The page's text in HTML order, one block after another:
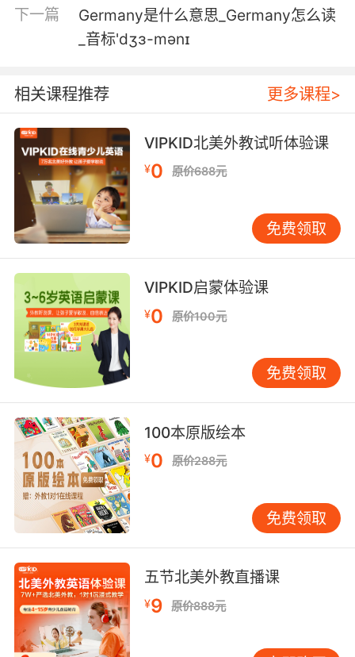
GE makhetas na prascuto.
[咒语] [咒语] [咒语]
下一篇
Germany是什么意思_Germany怎么读
_音标'dʒɜ-mənɪ
相关课程推荐 更多课程>
VIPKID北美外教试听体验课
¥0 原价688元
免费领取
VIPKID启蒙体验课
¥0 原价100元
免费领取
100本原版绘本
¥0 原价288元
免费领取
五节北美外教直播课
¥9 原价888元